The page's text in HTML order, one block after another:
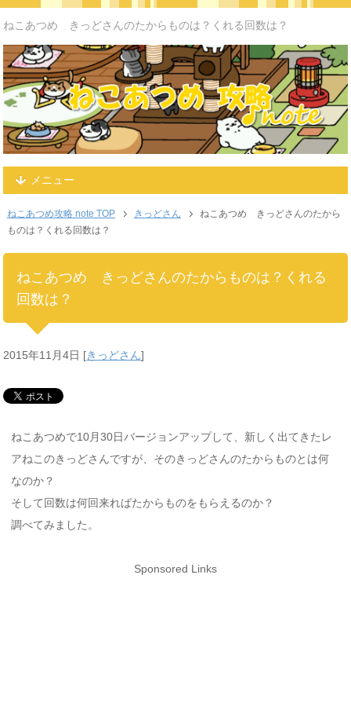
ねこあつめ きっどさんのたからものは？くれる回数は？
メニュー
ねこあつめ攻略 note TOP きっどさん
ねこあつめ きっどさんのたから
ものは？くれる回数は？
ねこあつめ きっどさんのたからものは？くれる
回数は？
2015年11月4日 [きっどさん]
ねこあつめで10月30日バージョンアップして、新しく出てきたレ
アねこのきっどさんですが、そのきっどさんのたからものとは何
なのか？
そして回数は何回来ればたからものをもらえるのか？
調べてみました。
Sponsored Links